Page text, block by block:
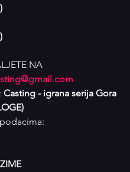
NA
Casting - igrana serija Gora